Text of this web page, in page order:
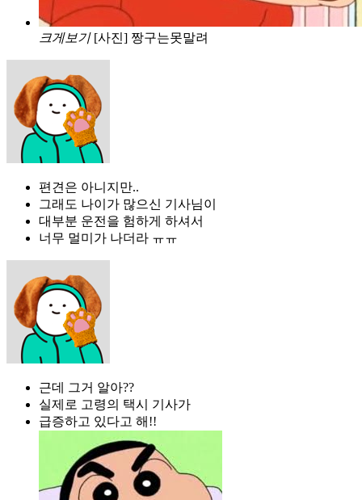
크게보기 [사진] 짱구는못말려
편견은 아니지만..
그래도 나이가 많으신 기사님이
대부분 운전을 험하게 하셔서
너무 멀미가 나더라 ㅠㅠ
근데 그거 알아??
실제로 고령의 택시 기사가
급증하고 있다고 해!!